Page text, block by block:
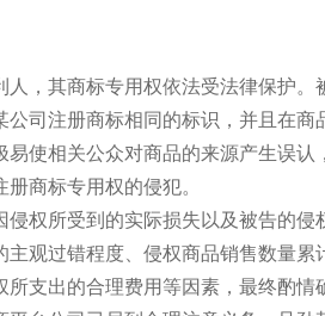
其商标专用权依法受法律保护。
司注册商标相同的标识，并且在商
易使相关公众对商品的来源产生误
商标专用权的侵犯。
所受到的实际损失以及被告的侵
观过错程度、侵权商品销售数量累
所支出的合理费用等因素，最终酌